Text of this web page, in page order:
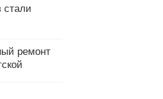
стали
ремонт